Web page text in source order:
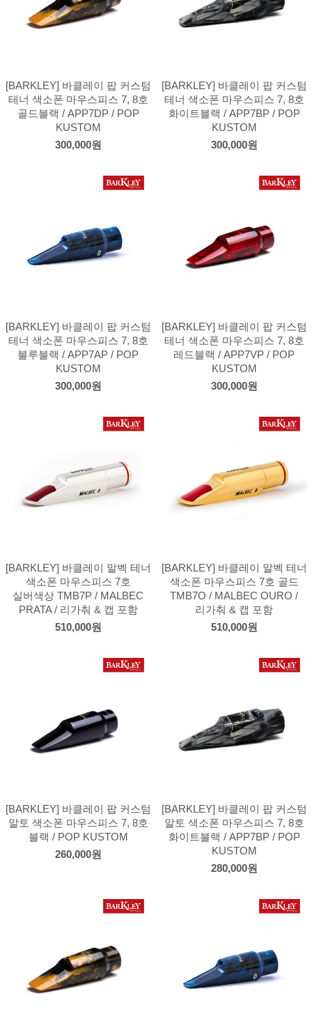
[BARKLEY] 바클레이 팝 커스텀
테너 색소폰 마우스피스 7, 8호
골드블랙 / APP7DP / POP
KUSTOM
300,000원
[BARKLEY] 바클레이 팝 커스텀
테너 색소폰 마우스피스 7, 8호
화이트블랙 / APP7BP / POP
KUSTOM
300,000원
[BARKLEY] 바클레이 팝 커스텀
테너 색소폰 마우스피스 7, 8호
블루블랙 / APP7AP / POP
KUSTOM
300,000원
[BARKLEY] 바클레이 팝 커스텀
테너 색소폰 마우스피스 7, 8호
레드블랙 / APP7VP / POP
KUSTOM
300,000원
[BARKLEY] 바클레이 말벡 테너
색소폰 마우스피스 7호
실버색상 TMB7P / MALBEC
PRATA / 리가춰 & 캡 포함
510,000원
[BARKLEY] 바클레이 말벡 테너
색소폰 마우스피스 7호 골드
TMB7O / MALBEC OURO /
리가춰 & 캡 포함
510,000원
[BARKLEY] 바클레이 팝 커스텀
알토 색소폰 마우스피스 7, 8호
블랙 / POP KUSTOM
260,000원
[BARKLEY] 바클레이 팝 커스텀
알토 색소폰 마우스피스 7, 8호
화이트블랙 / APP7BP / POP
KUSTOM
280,000원